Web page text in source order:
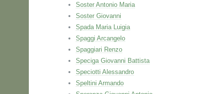
Soster Antonio Maria
Soster Giovanni
Spada Maria Luigia
Spaggi Arcangelo
Spaggiari Renzo
Speciga Giovanni Battista
Speciotti Alessandro
Speltini Armando